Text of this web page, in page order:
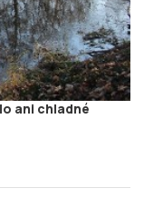
ani chladné